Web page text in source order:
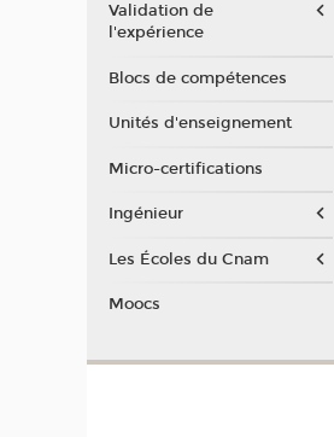
Validation de
l'expérience
Blocs de compétences
Unités d'enseignement
Micro-certifications
Ingénieur
Les Écoles du Cnam
Moocs